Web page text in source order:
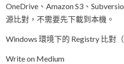
OneDrive、Amazon S3、
源比對，不需要先下載到本機。
Windows 環境下的 Registry 比對
Write on Medium